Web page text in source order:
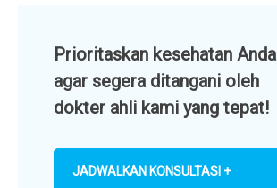
Prioritaskan kesehatan Anda
agar segera ditangani oleh
dokter ahli kami yang tepat!
JADWALKAN KONSULTASI +